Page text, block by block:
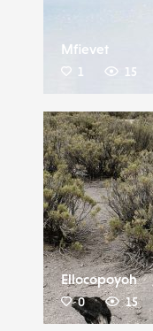
Mfievet
1 15
Ellocopoyoh
0 15